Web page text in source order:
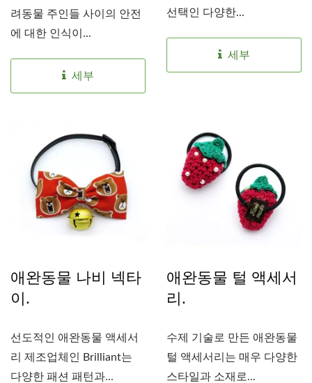
려동물 주인들 사이의 안전
에 대한 인식이...
세부
선택인 다양한...
세부
애완동물 나비 넥타
이.
선도적인 애완동물 액세서
리 제조업체인 Brilliant는
다양한 패션 패턴과...
애완동물 털 액세서
리.
수제 기술로 만든 애완동물
털 액세서리는 매우 다양한
스타일과 소재로...